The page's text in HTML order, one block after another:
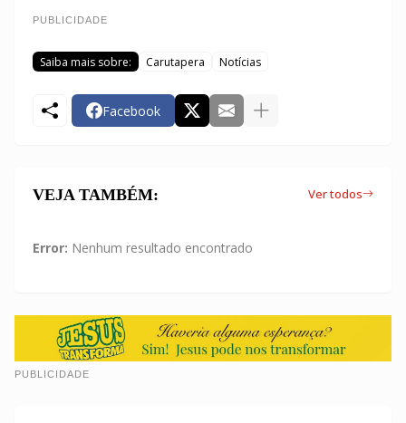
PUBLICIDADE
Saiba mais sobre: Carutapera Notícias
Facebook
VEJA TAMBÉM: Ver todos
Error: Nenhum resultado encontrado
PUBLICIDADE